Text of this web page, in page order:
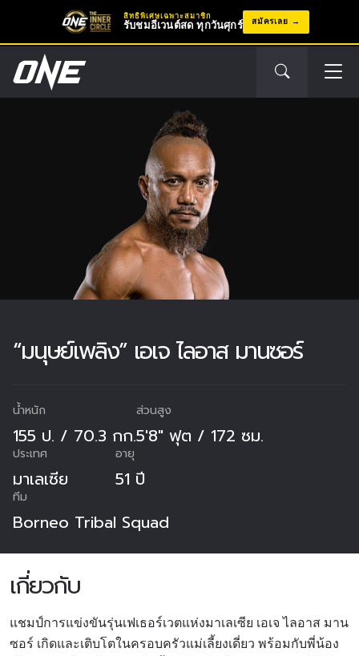
สิทธิพิเศษเฉพาะสมาชิก
รับชมอีเวนต์สด ทุกวันศุกร์ สมัครเลย
“มนุษย์เพลิง” เอเจ ไลอาส มานซอร์
น้ำหนัก
155 ป. / 70.3 กก.
ส่วนสูง
5'8" ฟุต / 172 ซม.
ประเทศ
มาเลเซีย
อายุ
51 ปี
ทีม
Borneo Tribal Squad
เกี่ยวกับ
แชมป์การแข่งขันรุ่นเฟเธอร์เวตแห่งมาเลเซีย เอเจ ไลอาส มาน
ซอร์ เกิดและเติบโตในครอบครัวแม่เลี้ยงเดี่ยว พร้อมกับพี่น้อง